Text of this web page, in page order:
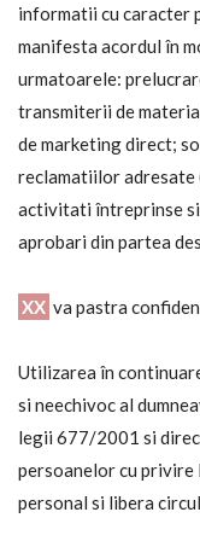
informatii cu caracter
manifesta acordul în
urmatoarele:
transmiterii de
de marketing direct;
reclamatiilor adresate
activitati întreprinse si
aprobari din partea
XX va pastra
Utilizarea în
si neechivoc al
legii 677/2001 si
persoanelor cu
personal si libera